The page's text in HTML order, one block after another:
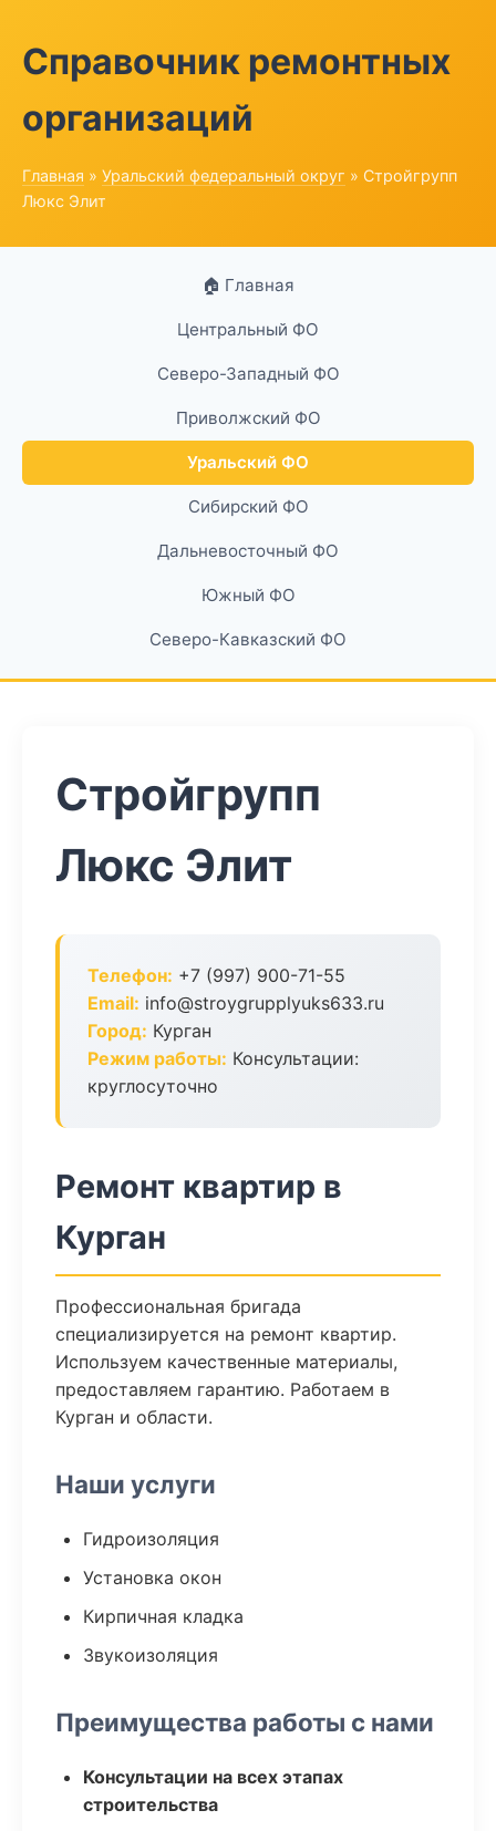
Справочник ремонтных
организаций
Главная » Уральский федеральный округ » Стройгрупп
Люкс Элит
🏠 Главная
Центральный ФО
Северо-Западный ФО
Приволжский ФО
Уральский ФО
Сибирский ФО
Дальневосточный ФО
Южный ФО
Северо-Кавказский ФО
Стройгрупп
Люкс Элит
Телефон: +7 (997) 900-71-55
Email: info@stroygrupplyuks633.ru
Город: Курган
Режим работы: Консультации:
круглосуточно
Ремонт квартир в
Курган
Профессиональная бригада
специализируется на ремонт квартир.
Используем качественные материалы,
предоставляем гарантию. Работаем в
Курган и области.
Наши услуги
Гидроизоляция
Установка окон
Кирпичная кладка
Звукоизоляция
Преимущества работы с нами
Консультации на всех этапах
строительства